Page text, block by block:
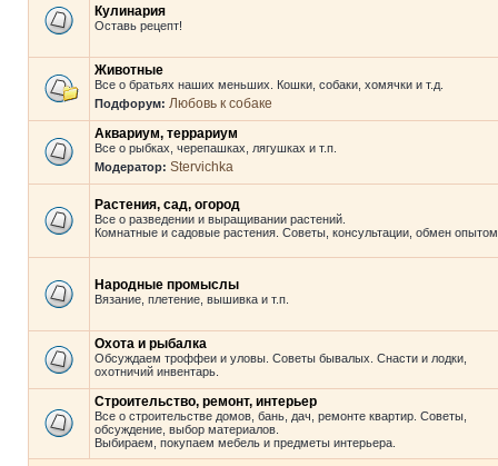
Кулинария
Оставь рецепт!
Животные
Все о братьях наших меньших. Кошки, собаки, хомячки и т.д.
Подфорум: Любовь к собаке
Аквариум, террариум
Все о рыбках, черепашках, лягушках и т.п.
Модератор: Stervichka
Растения, сад, огород
Все о разведении и выращивании растений.
Комнатные и садовые растения. Советы, консультации, обмен
Народные промыслы
Вязание, плетение, вышивка и т.п.
Охота и рыбалка
Обсуждаем троффеи и уловы. Советы бывалых. Снасти и лодки,
охотничий инвентарь.
Строительство, ремонт, интерьер
Все о строительстве домов, бань, дач, ремонте квартир. Советы,
обсуждение, выбор материалов.
Выбираем, покупаем мебель и предметы интерьера.